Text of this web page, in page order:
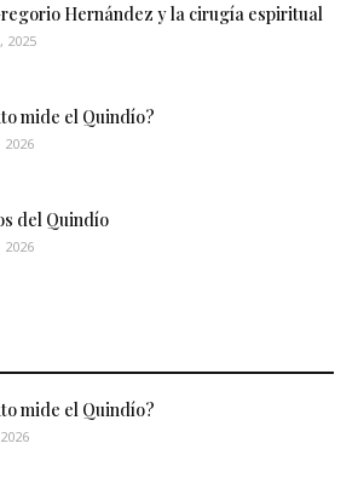
Hernández y la cirugía espiritual
2025
mide el Quindío?
2026
del Quindío
2026
mide el Quindío?